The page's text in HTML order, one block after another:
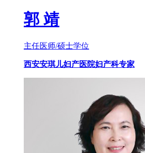
郭 靖
主任医师/硕士学位
西安安琪儿妇产医院妇产科专家